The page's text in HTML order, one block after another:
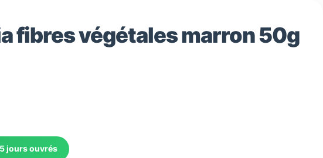
fibres végétales marron 50g
jours ouvrés